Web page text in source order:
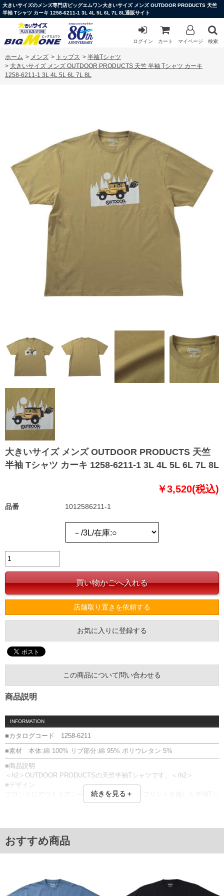
大きいサイズのメンズ専門店ビッグエムワン大きいサイズ メンズ OUTDOOR PRODUCTS 天竺
半袖 Tシャツ カーキ 1258-6211-1 3L 4L 5L 6L 7L 8L通販サイト
ログイン カート マイページ 検索
ホーム > メンズ > トップス > 半袖Tシャツ
> 大きいサイズ メンズ OUTDOOR PRODUCTS 天竺 半袖 Tシャツ カーキ
1258-6211-1 3L 4L 5L 6L 7L 8L
大きいサイズ メンズ OUTDOOR PRODUCTS 天竺
半袖 Tシャツ カーキ 1258-6211-1 3L 4L 5L 6L 7L 8L
￥3,520(税込)
品番 1012586211-1
店舗取り置きを依頼する
お気に入りに登録する
この商品について問い合わせる
商品説明
INFORMATION
■カタログコード 1258-6211
■素材 本体:綿 100% リブ部分:綿 95% ポリウレタン 5%
■商品説明
＜h2＞OUTDOOR PRODUCTSの天竺半袖Tシャツです。＜/h2＞
■デザイン
フロントにアウトドアシーンをイメージさせるプリントを施した半袖Tシ
・コットン100％使用
透け感：無し
＝＝＝＝＝＝＝＝＝＝＝＝
続きを見る＋
おすすめ商品